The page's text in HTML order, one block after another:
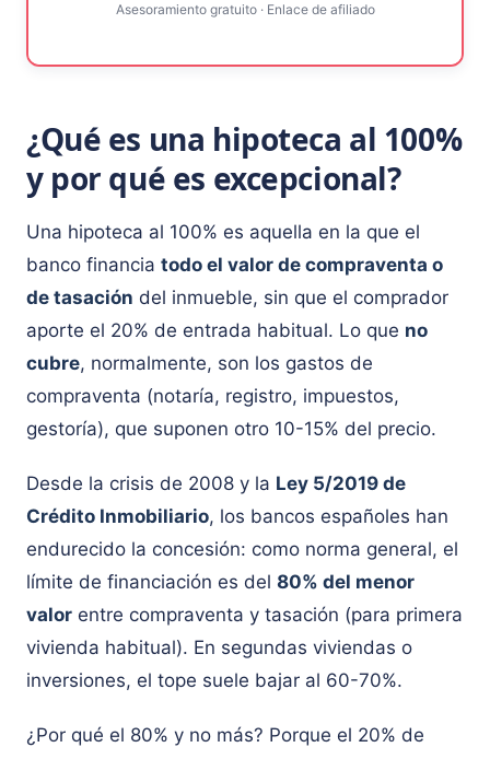
Asesoramiento gratuito · Enlace de afiliado
¿Qué es una hipoteca al 100%
y por qué es excepcional?
Una hipoteca al 100% es aquella en la que el
banco financia todo el valor de compraventa o
de tasación del inmueble, sin que el comprador
aporte el 20% de entrada habitual. Lo que no
cubre, normalmente, son los gastos de
compraventa (notaría, registro, impuestos,
gestoría), que suponen otro 10-15% del precio.
Desde la crisis de 2008 y la Ley 5/2019 de
Crédito Inmobiliario, los bancos españoles han
endurecido la concesión: como norma general, el
límite de financiación es del 80% del menor
valor entre compraventa y tasación (para primera
vivienda habitual). En segundas viviendas o
inversiones, el tope suele bajar al 60-70%.
¿Por qué el 80% y no más? Porque el 20% de